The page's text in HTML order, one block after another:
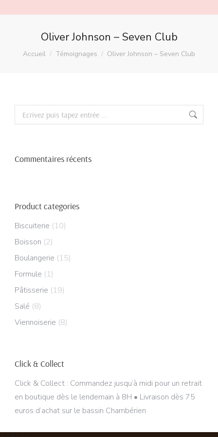
Oliver Johnson – Seven Club
Vous êtes ici :
Accueil Témoignages Oliver Johnson – Seven Club
Recherche
:
Commentaires récents
Product categories
Biscuiterie (10)
Boisson (2)
Boulangerie (15)
Formule (1)
Pâtisserie (19)
Salé (8)
Viennoiserie (8)
Click & Collect
Click & Collect : Commandez jusqu’à midi pour un retrait
en boutique dès le lendemain à 8H • Livraison dès 75
euros d’achat sur le bassin Chambérien